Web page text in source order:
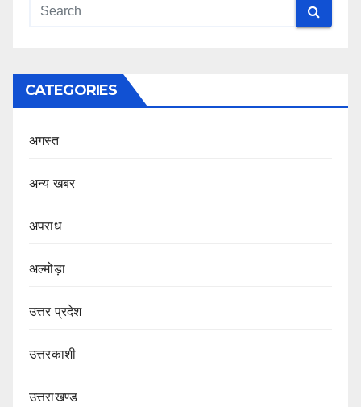
CATEGORIES
अगस्त
अन्य खबर
अपराध
अल्मोड़ा
उत्तर प्रदेश
उत्तरकाशी
उत्तराखण्ड